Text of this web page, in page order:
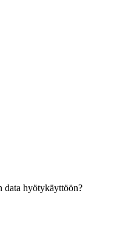
data hyötykäyttöön?